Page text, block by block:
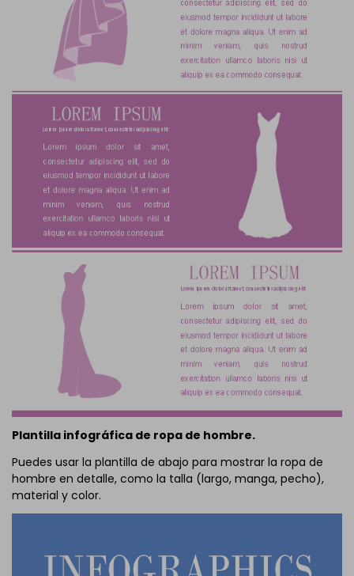
Plantilla infográfica de ropa de hombre.
Puedes usar la plantilla de abajo para mostrar la ropa de
hombre en detalle, como la talla (largo, manga, pecho),
material y color.